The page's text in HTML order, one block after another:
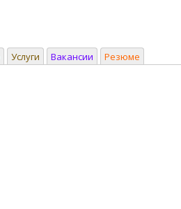
Услуги Вакансии Резюме